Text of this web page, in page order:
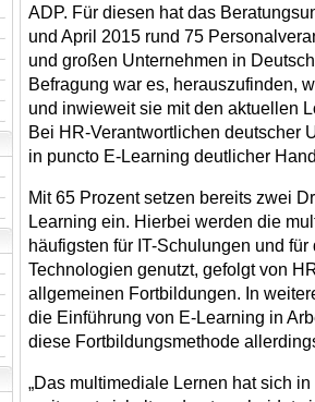
ADP. Für diesen hat das
und April 2015 rund 75
und großen Unternehmen in
Befragung war es, herauszufinden,
und inwieweit sie mit den aktuellen
Bei HR-Verantwortlichen deutscher
in puncto E-Learning deutlicher
Mit 65 Prozent setzen bereits zwei
Learning ein. Hierbei werden die
häufigsten für IT-Schulungen und
Technologien genutzt, gefolgt von
allgemeinen Fortbildungen. In
die Einführung von E-Learning in
diese Fortbildungsmethode
„Das multimediale Lernen hat sich